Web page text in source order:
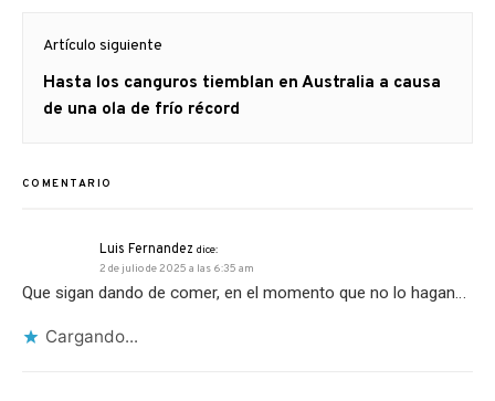
Artículo siguiente
Artículo
siguiente:
Hasta los canguros tiemblan en Australia a causa
de una ola de frío récord
COMENTARIO
Luis Fernandez dice:
2 de julio de 2025 a las 6:35 am
Que sigan dando de comer, en el momento que no lo hagan…
Cargando...